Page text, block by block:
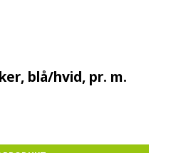
blå/hvid, pr. m.